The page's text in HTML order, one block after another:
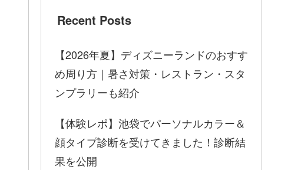
Recent Posts
【2026年夏】ディズニーランドのおすす
め周り方｜暑さ対策・レストラン・スタ
ンプラリーも紹介
【体験レポ】池袋でパーソナルカラー＆
顔タイプ診断を受けてきました！診断結
果を公開